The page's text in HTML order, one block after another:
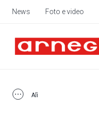
News Foto e video
Alì